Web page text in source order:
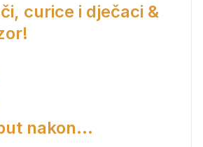
curice i dječaci &
nakon…